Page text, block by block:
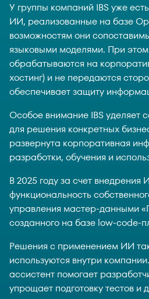
У группы компаний IBS уже
ИИ, реализованные на базе
возможностям они
языковыми моделями. При
обрабатываются на
хостинг) и не передаются
обеспечивает защиту
Особое внимание IBS уделяет
для решения конкретных
развернута корпоративная
разработки, обучения и
В 2025 году за счет
функциональность
управления мастер-данными
созданного на базе low-code-
Решения с применением ИИ
используются внутри
ассистент помогает
упрощает подготовку тестов и